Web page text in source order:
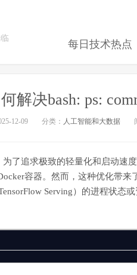
每日技术热点
解决bash: ps:
12-09 分类： 人工智能和大数据
了追求极致的轻量化和启动速
容器。然而，这种优化带
Serving）的进程状态